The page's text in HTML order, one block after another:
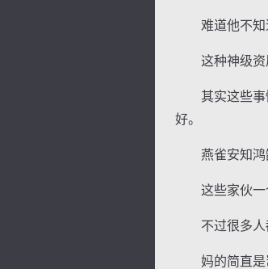
难道他不知道
这种神级资质
其实这些事情
好。
燕雀安知鸿
这些家伙一个
不过很多人都
妈的简直是岂